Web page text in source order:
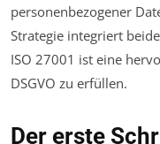
personenbezogener
Strategie integriert
ISO 27001 ist eine
DSGVO zu erfüllen.
Der erste